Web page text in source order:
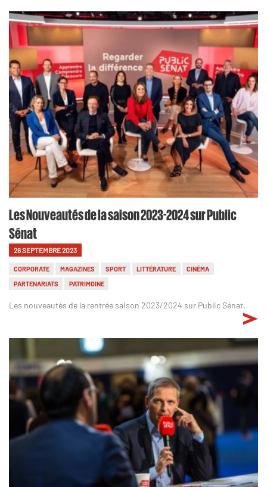
Les Nouveautés de la saison 2023-2024 sur Public
Sénat
26 SEPTEMBRE 2023
CORPORATE MAGAZINES SPORT LITTÉRATURE
CINÉMA
PARTENARIATS
PATRIMOINE
Les nouveautés de la rentrée saison 2023/2024 sur Public Sénat.